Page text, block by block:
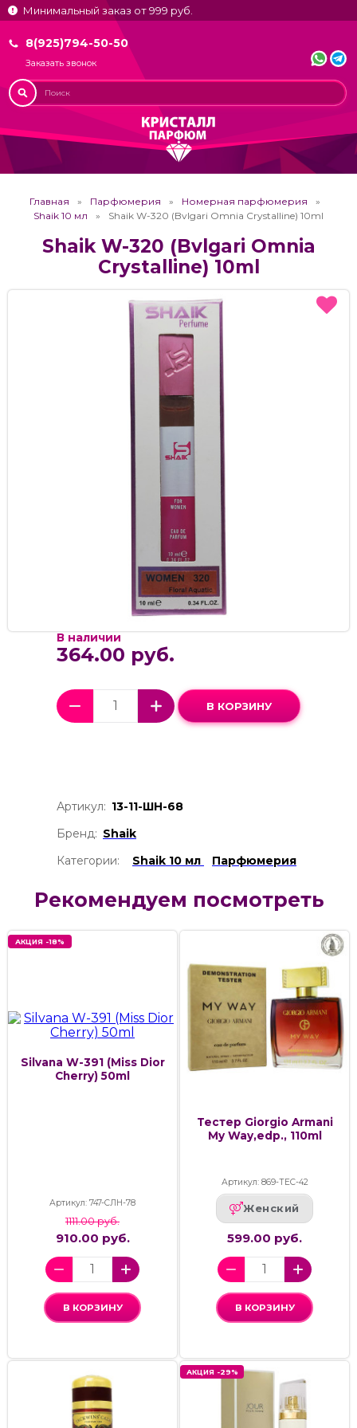
Минимальный заказ от 999 руб.
8(925)794-50-50
Заказать звонок
Главная Парфюмерия
Номерная парфюмерия
Shaik 10 мл
Shaik W-320 (Bvlgari Omnia Crystalline) 10ml
Shaik W-320 (Bvlgari Omnia
Crystalline) 10ml
В наличии
364.00 руб.
В КОРЗИНУ
Артикул: 13-11-ШН-68
Бренд: Shaik
Категории:
Shaik 10 мл Парфюмерия
Рекомендуем посмотреть
АКЦИЯ -18%
Silvana W-391 (Miss Dior
Cherry) 50ml
Артикул: 747-СЛН-78
1111.00 руб.
910.00 руб.
В КОРЗИНУ
Тестер Giorgio Armani
My Way,edp., 110ml
Артикул: 869-ТЕС-42
Женский
599.00 руб.
В КОРЗИНУ
АКЦИЯ -29%